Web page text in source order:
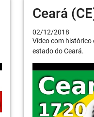
Ceará
02/12/2018
Vídeo com histórico
estado do Ceará.